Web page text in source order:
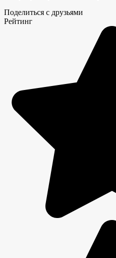
Поделиться с друзьями
Рейтинг